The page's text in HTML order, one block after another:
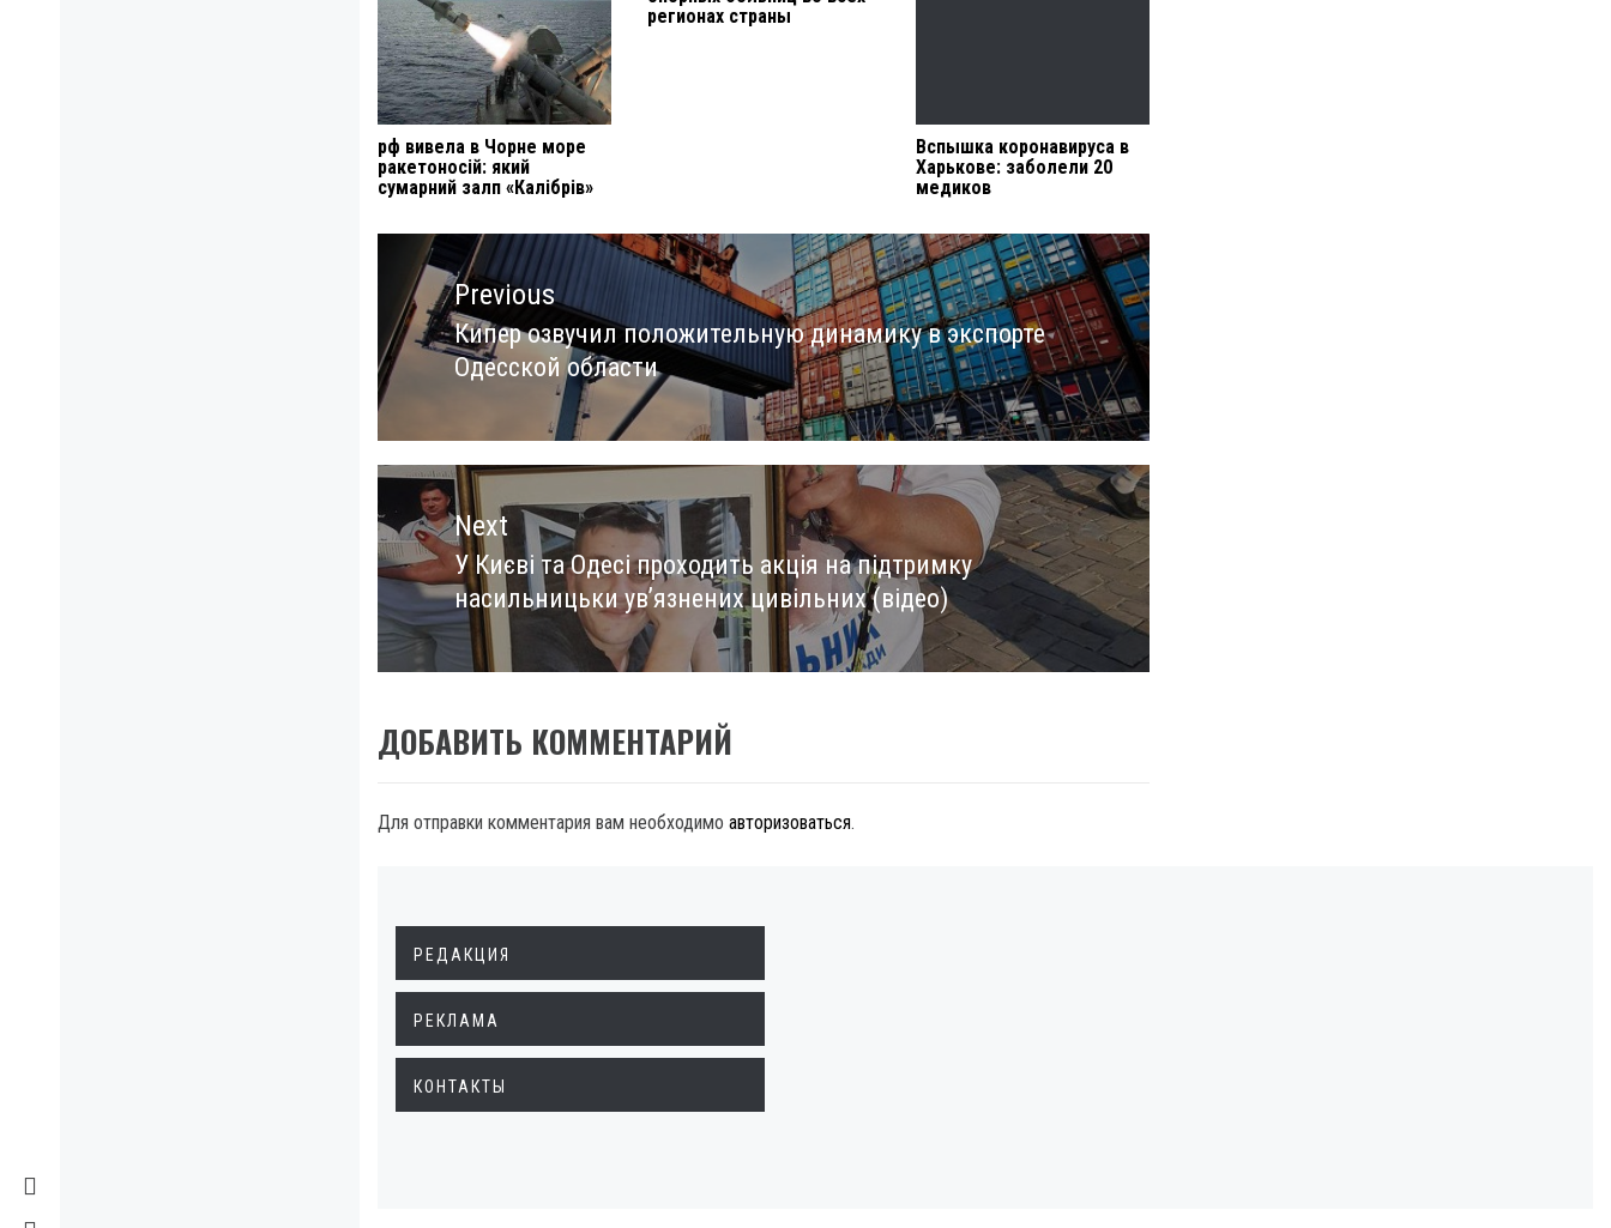
рф вивела в Чорне море
ракетоносій: який
сумарний залп «Калібрів»
регионах страны
Вспышка коронавируса в
Харькове: заболели 20
медиков
Навигация
записямPrevious
Previous
post:
Кипер озвучил положительную динамику в экспорте
Одесской области
Next
Next
post:
У Києві та Одесі проходить акція на підтримку
насильницьки увʼязнених цивільних (відео)
ДОБАВИТЬ КОММЕНТАРИЙ
Для отправки комментария вам необходимо авторизоваться.
РЕДАКЦИЯ
РЕКЛАМА
КОНТАКТЫ